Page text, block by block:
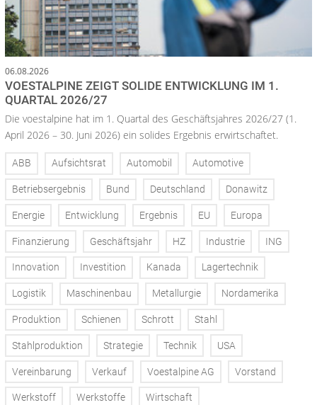
06.08.2026
VOESTALPINE ZEIGT SOLIDE ENTWICKLUNG IM 1.
QUARTAL 2026/27
Die voestalpine hat im 1. Quartal des Geschäftsjahres 2026/27 (1.
April 2026 – 30. Juni 2026) ein solides Ergebnis erwirtschaftet.
ABB Aufsichtsrat Automobil Automotive
Betriebsergebnis Bund Deutschland Donawitz
Energie Entwicklung Ergebnis EU Europa
Finanzierung Geschäftsjahr HZ Industrie ING
Innovation Investition Kanada Lagertechnik
Logistik Maschinenbau Metallurgie Nordamerika
Produktion Schienen Schrott Stahl
Stahlproduktion Strategie Technik USA
Vereinbarung Verkauf Voestalpine AG Vorstand
Werkstoff Werkstoffe Wirtschaft